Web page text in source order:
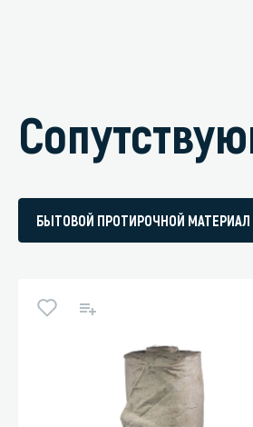
БЫТОВОЙ ПРОТИРОЧНОЙ МАТЕРИАЛ